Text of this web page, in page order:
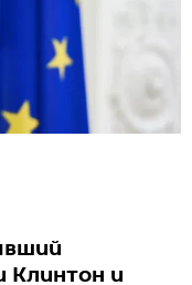
Клинтон и